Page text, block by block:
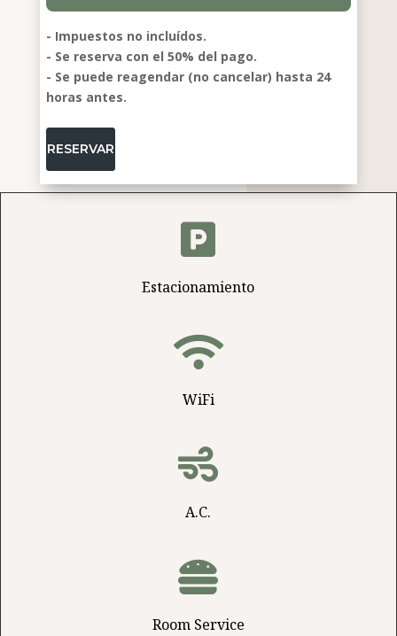
- Impuestos no incluídos.
- Se reserva con el 50% del pago.
- Se puede reagendar (no cancelar) hasta 24
horas antes.
RESERVAR

Estacionamiento

WiFi

A.C.

Room Service